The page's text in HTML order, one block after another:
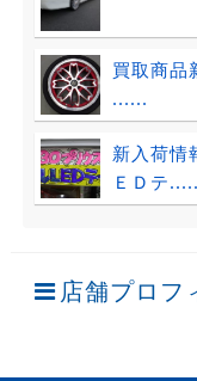
買取商品
......
新入荷
ＥＤテ
店舗プロフ